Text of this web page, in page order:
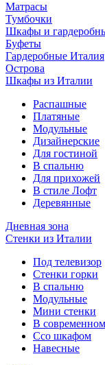
Матрасы
Тумбочки
Шкафы и
Буфеты
Гардеробные Италия
Острова
Шкафы из Италии
Распашные
Платяные
Модульные
Дизайнерские
Для гостиной
В спальню
Для прихожей
В стиле Лофт
Деревянные
Дневная зона
Стенки из Италии
Под телевизор
Стенки горки
В спальню
Модульные
Мини стенки
В
Ссо шкафом
Навесные